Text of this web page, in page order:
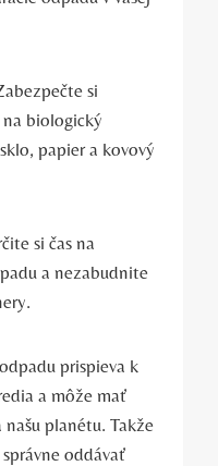
si
biologický
papier a kovový
si čas na
a nezabudnite
prispieva k
a môže mať
planétu. Takže
oddávať